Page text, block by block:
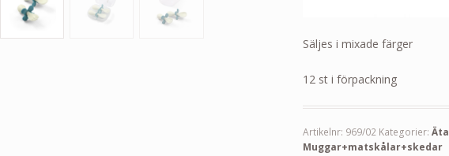
Säljes i mixade färger
12 st i förpackning
Artikelnr: 969/02 Kategorier: Äta
Muggar+matskålar+skedar